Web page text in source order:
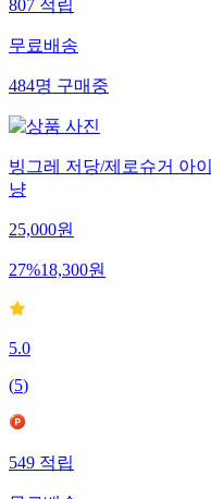
807적립
무료배송
484명구매중
빙그레 저당/제로슈거 아
냥
25,000원
27%18,300원
5.0
(5)
549적립